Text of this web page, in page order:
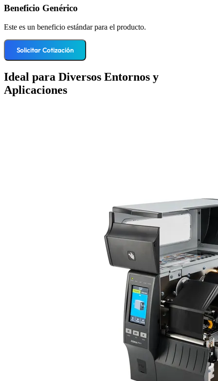
Beneficio Genérico
Este es un beneficio estándar para el producto.
Solicitar Cotización
Ideal para Diversos Entornos y
Aplicaciones